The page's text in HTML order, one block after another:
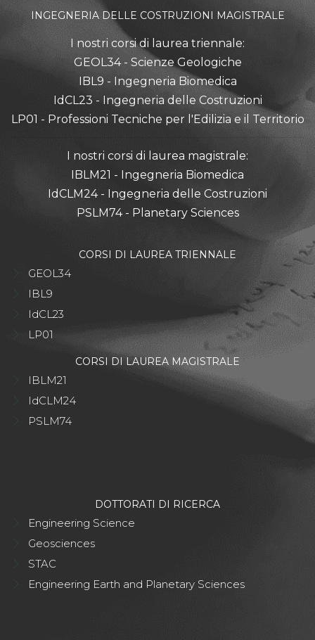
INGEGNERIA DELLE COSTRUZIONI MAGISTRALE
I nostri corsi di laurea triennale:
GEOL34 - Scienze Geologiche
IBL9 - Ingegneria Biomedica
IdCL23 - Ingegneria delle Costruzioni
LP01 - Professioni Tecniche per l'Edilizia e il Territorio
I nostri corsi di laurea magistrale:
IBLM21 - Ingegneria Biomedica
IdCLM24 - Ingegneria delle Costruzioni
PSLM74 - Planetary Sciences
CORSI DI LAUREA TRIENNALE
GEOL34
IBL9
IdCL23
LP01
CORSI DI LAUREA MAGISTRALE
IBLM21
IdCLM24
PSLM74
DOTTORATI DI RICERCA
Engineering Science
Geosciences
STAC
Engineering Earth and Planetary Sciences